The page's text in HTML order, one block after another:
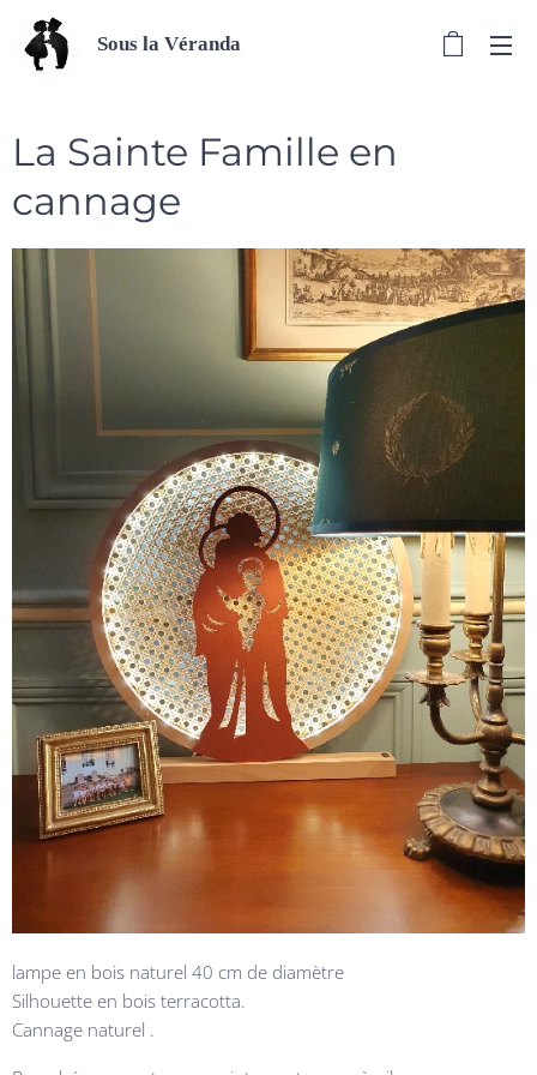
Sous la Véranda
La Sainte Famille en
cannage
lampe en bois naturel 40 cm de diamètre
Silhouette en bois terracotta.
Cannage naturel .